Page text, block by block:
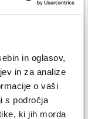
in oglasov,
in za analize
o vaši
s področja
ki jih morda
pri